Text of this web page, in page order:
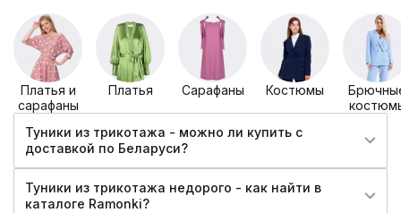
Платья и
сарафаны
Платья Сарафаны Костюмы
Туники из трикотажа - можно ли купить c
доставкой по Беларуси?
Туники из трикотажа недорого - как найти в
каталоге Ramonki?